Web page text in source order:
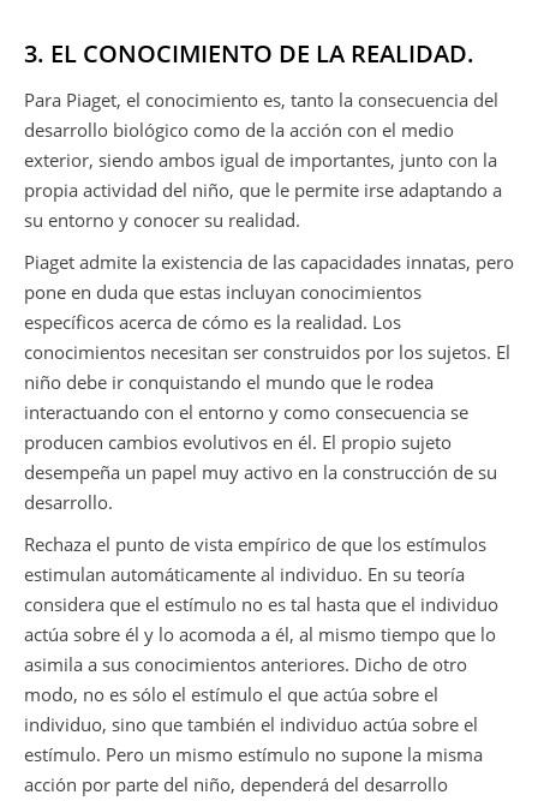
3. EL CONOCIMIENTO DE LA REALIDAD.
Para Piaget, el conocimiento es, tanto la consecuencia del
desarrollo biológico como de la acción con el medio
exterior, siendo ambos igual de importantes, junto con la
propia actividad del niño, que le permite irse adaptando a
su entorno y conocer su realidad.
Piaget admite la existencia de las capacidades innatas, pero
pone en duda que estas incluyan conocimientos
específicos acerca de cómo es la realidad. Los
conocimientos necesitan ser construidos por los sujetos. El
niño debe ir conquistando el mundo que le rodea
interactuando con el entorno y como consecuencia se
producen cambios evolutivos en él. El propio sujeto
desempeña un papel muy activo en la construcción de su
desarrollo.
Rechaza el punto de vista empírico de que los estímulos
estimulan automáticamente al individuo. En su teoría
considera que el estímulo no es tal hasta que el individuo
actúa sobre él y lo acomoda a él, al mismo tiempo que lo
asimila a sus conocimientos anteriores. Dicho de otro
modo, no es sólo el estímulo el que actúa sobre el
individuo, sino que también el individuo actúa sobre el
estímulo. Pero un mismo estímulo no supone la misma
acción por parte del niño, dependerá del desarrollo